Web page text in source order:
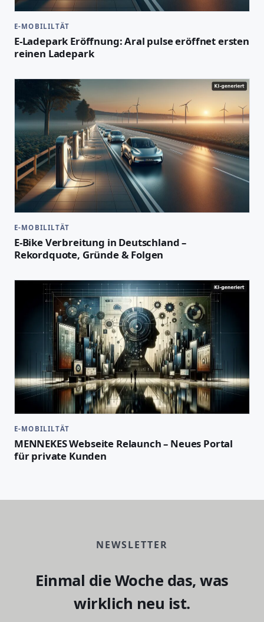
E-MOBILILTÄT
E-Ladepark Eröffnung: Aral pulse eröffnet ersten
reinen Ladepark
E-MOBILILTÄT
E-Bike Verbreitung in Deutschland –
Rekordquote, Gründe & Folgen
E-MOBILILTÄT
MENNEKES Webseite Relaunch – Neues Portal
für private Kunden
NEWSLETTER
Einmal die Woche das, was
wirklich neu ist.